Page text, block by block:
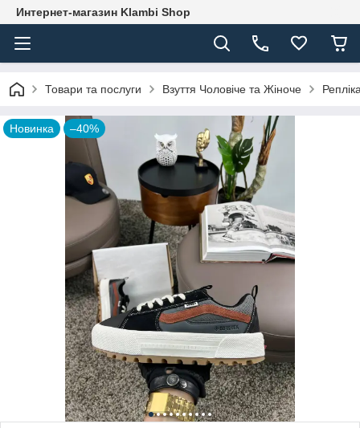
Интернет-магазин Klambi Shop
Товари та послуги Взуття Чоловіче та Жіноче
Новинка –40%